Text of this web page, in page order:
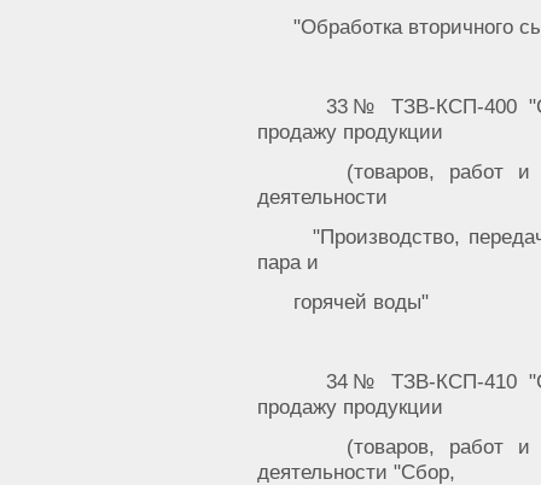
"Обработка вторичного
33№ ТЗВ-КСП-400
продажу продукции
(товаров, работ
деятельности
"Производство,
пара и
горячей воды"
34№ ТЗВ-КСП-410
продажу продукции
(товаров, работ
деятельности "Сбор,